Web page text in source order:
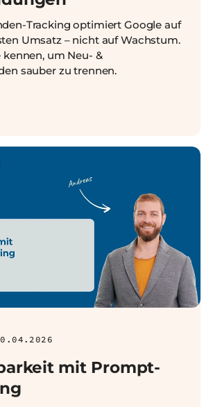
Tracking optimiert Google auf
Umsatz – nicht auf Wachstum.
kennen, um Neu- &
sauber zu trennen.
mit Prompt-